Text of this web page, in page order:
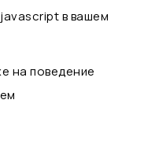
в вашем
на поведение